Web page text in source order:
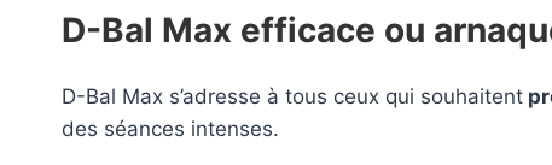
D-Bal Max efficace ou
D-Bal Max s’adresse à tous ceux qui souhaitent
des séances intenses.